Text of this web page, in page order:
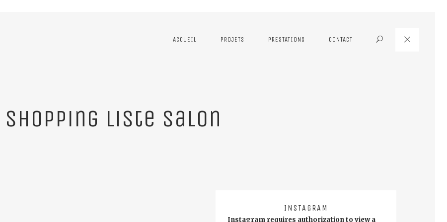
ACCUEIL PROJETS PRESTATIONS CONTACT Search
shopping liste salon
INSTAGRAM
Instagram requires authorization to view a